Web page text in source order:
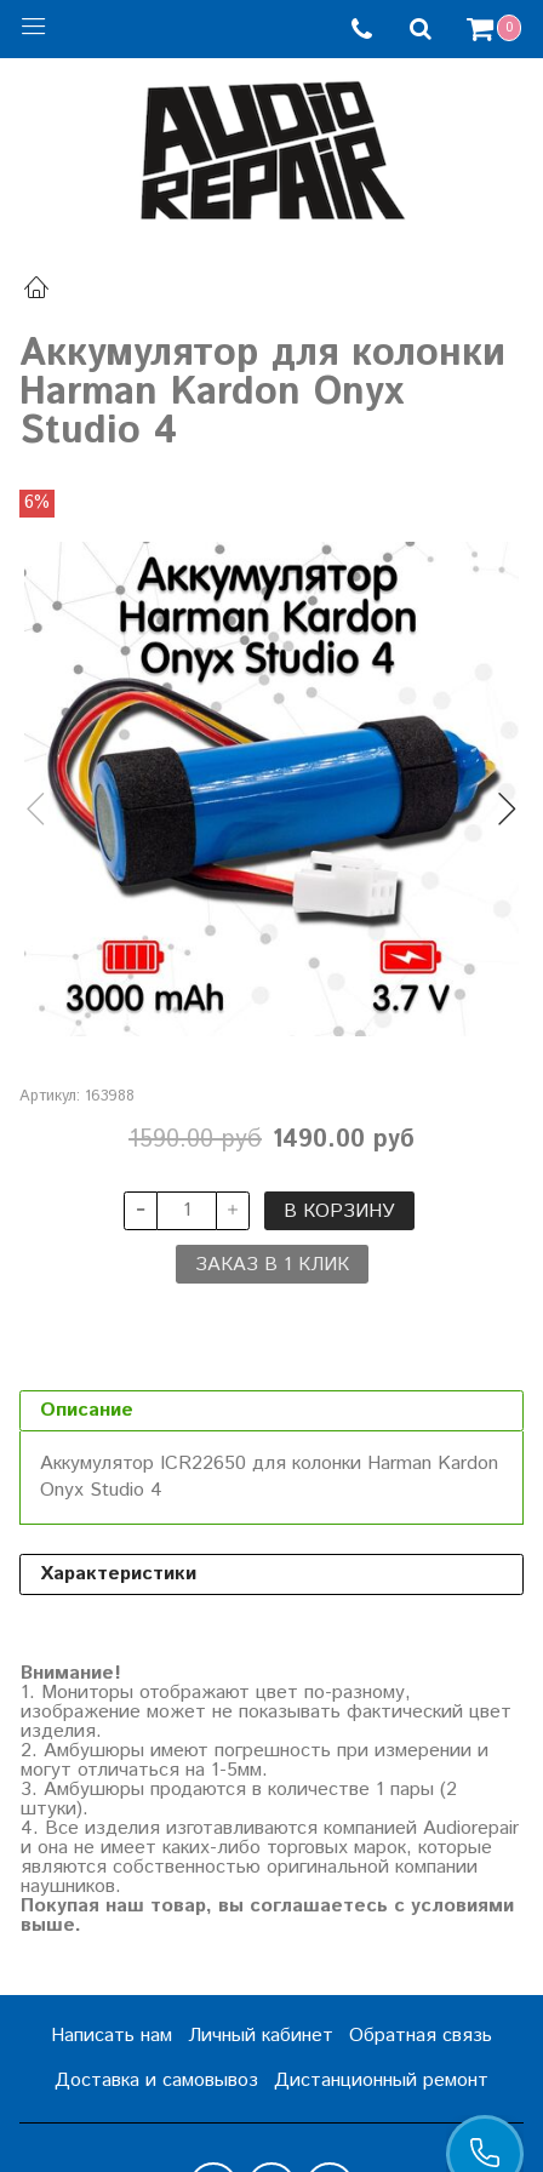
0
Аккумулятор для колонки
Harman Kardon Onyx
Studio 4
6%
Артикул: 163988
1590.00 руб 1490.00 руб
В КОРЗИНУ
ЗАКАЗ В 1 КЛИК
Описание
Аккумулятор ICR22650 для колонки Harman Kardon
Onyx Studio 4
Характеристики
Внимание!
1. Мониторы отображают цвет по-разному,
изображение может не показывать фактический цвет
изделия.
2. Амбушюры имеют погрешность при измерении и
могут отличаться на 1-5мм.
3. Амбушюры продаются в количестве 1 пары (2
штуки).
4. Все изделия изготавливаются компанией Audiorepair
и она не имеет каких-либо торговых марок, которые
являются собственностью оригинальной компании
наушников.
Покупая наш товар, вы соглашаетесь с условиями
выше.
Написать нам Личный кабинет
Обратная связь
Доставка и самовывоз
Дистанционный ремонт